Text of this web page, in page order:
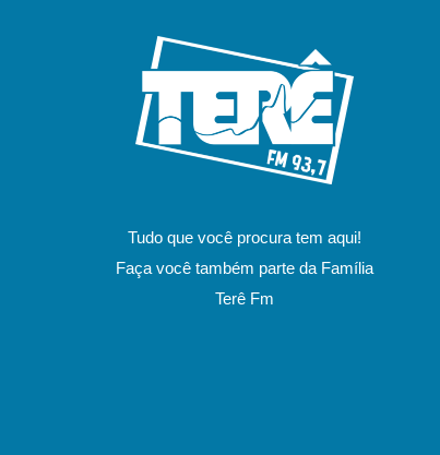
Tudo que você procura tem aqui!
Faça você também parte da Família
Terê Fm